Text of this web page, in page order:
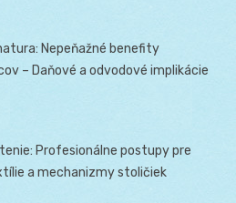
Nepeňažné benefity
– Daňové a odvodové implikácie
Profesionálne postupy pre
a mechanizmy stoličiek